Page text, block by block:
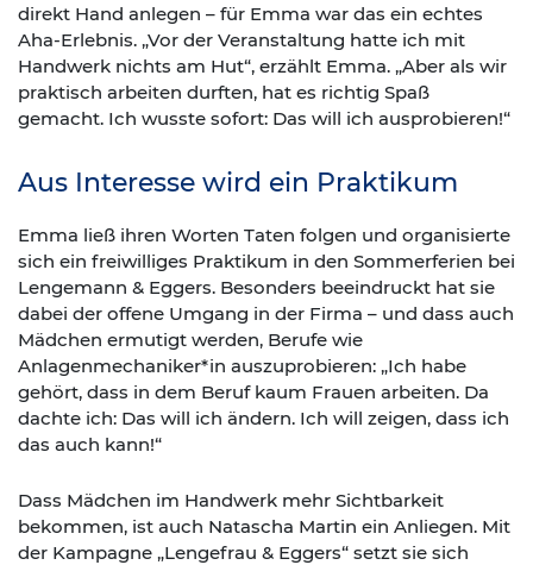
direkt Hand anlegen – für Emma war das ein echtes
Aha-Erlebnis. „Vor der Veranstaltung hatte ich mit
Handwerk nichts am Hut“, erzählt Emma. „Aber als wir
praktisch arbeiten durften, hat es richtig Spaß
gemacht. Ich wusste sofort: Das will ich ausprobieren!“
Aus Interesse wird ein Praktikum
Emma ließ ihren Worten Taten folgen und organisierte
sich ein freiwilliges Praktikum in den Sommerferien bei
Lengemann & Eggers. Besonders beeindruckt hat sie
dabei der offene Umgang in der Firma – und dass auch
Mädchen ermutigt werden, Berufe wie
Anlagenmechaniker*in auszuprobieren: „Ich habe
gehört, dass in dem Beruf kaum Frauen arbeiten. Da
dachte ich: Das will ich ändern. Ich will zeigen, dass ich
das auch kann!“
Dass Mädchen im Handwerk mehr Sichtbarkeit
bekommen, ist auch Natascha Martin ein Anliegen. Mit
der Kampagne „Lengefrau & Eggers“ setzt sie sich